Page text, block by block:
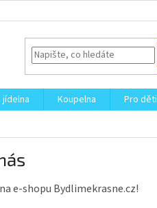
jídelna Koupelna Pro děti
e-shopu Bydlimekrasne.cz!